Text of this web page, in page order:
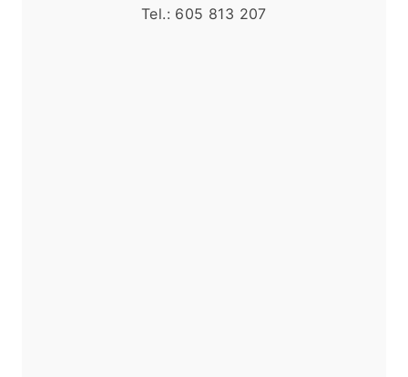
Tel.: 605 813 207